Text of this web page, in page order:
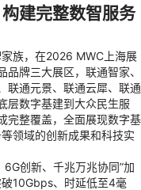
建完整数智服务
族，在2026 MWC上海展
牌三大展区，联通智家、
联通元景、联通云犀、联通
层数字基建到大众民生服
完整覆盖，全面展现数字基
领域的创新成果和科技实
创新、千兆万兆协同”加
10Gbps、时延低至4毫